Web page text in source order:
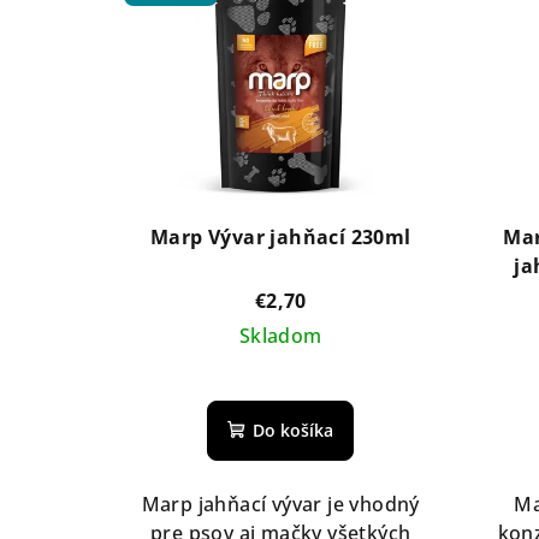
Marp Vývar jahňací 230ml
€2,70
Skladom
Do košíka
Marp jahňací vývar je vhodný
pre psov aj mačky všetkých